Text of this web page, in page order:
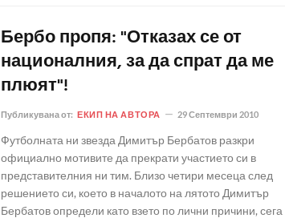
Бербо пропя: "Отказах се от
националния, за да спрат да ме
плюят"!
Публикувана от: ЕКИП НА АВТОРА 29 Септември 2010
Футболната ни звезда Димитър Бербатов разкри
официално мотивите да прекрати участието си в
представителния ни тим. Близо четири месеца след
решението си, което в началото на лятото Димитър
Бербатов определи като взето по лични причини, сега